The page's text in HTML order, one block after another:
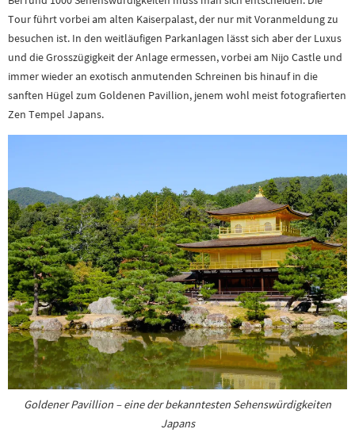
Tour führt vorbei am alten Kaiserpalast, der nur mit Voranmeldung zu
besuchen ist. In den weitläufigen Parkanlagen lässt sich aber der Luxus
und die Grosszügigkeit der Anlage ermessen, vorbei am Nijo Castle und
immer wieder an exotisch anmutenden Schreinen bis hinauf in die
sanften Hügel zum Goldenen Pavillion, jenem wohl meist fotografierten
Zen Tempel Japans.
Goldener Pavillion – eine der bekanntesten Sehenswürdigkeiten
Japans